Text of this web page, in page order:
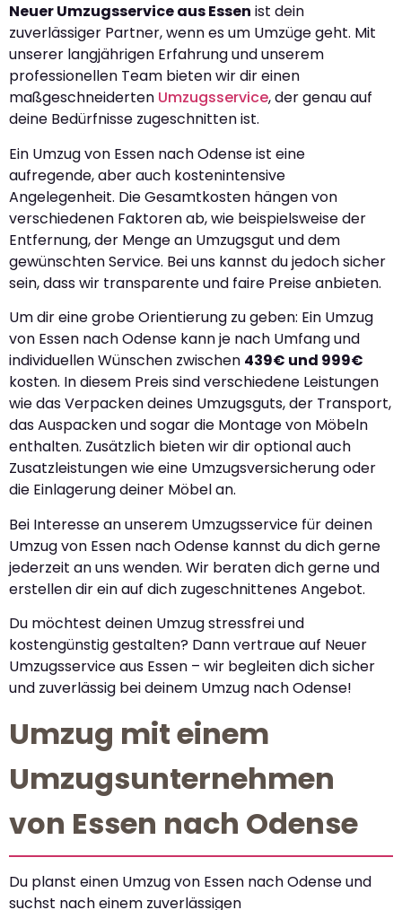
Neuer Umzugsservice aus Essen ist dein
zuverlässiger Partner, wenn es um Umzüge geht. Mit
unserer langjährigen Erfahrung und unserem
professionellen Team bieten wir dir einen
maßgeschneiderten Umzugsservice, der genau auf
deine Bedürfnisse zugeschnitten ist.
Ein Umzug von Essen nach Odense ist eine
aufregende, aber auch kostenintensive
Angelegenheit. Die Gesamtkosten hängen von
verschiedenen Faktoren ab, wie beispielsweise der
Entfernung, der Menge an Umzugsgut und dem
gewünschten Service. Bei uns kannst du jedoch sicher
sein, dass wir transparente und faire Preise anbieten.
Um dir eine grobe Orientierung zu geben: Ein Umzug
von Essen nach Odense kann je nach Umfang und
individuellen Wünschen zwischen 439€ und 999€
kosten. In diesem Preis sind verschiedene Leistungen
wie das Verpacken deines Umzugsguts, der Transport,
das Auspacken und sogar die Montage von Möbeln
enthalten. Zusätzlich bieten wir dir optional auch
Zusatzleistungen wie eine Umzugsversicherung oder
die Einlagerung deiner Möbel an.
Bei Interesse an unserem Umzugsservice für deinen
Umzug von Essen nach Odense kannst du dich gerne
jederzeit an uns wenden. Wir beraten dich gerne und
erstellen dir ein auf dich zugeschnittenes Angebot.
Du möchtest deinen Umzug stressfrei und
kostengünstig gestalten? Dann vertraue auf Neuer
Umzugsservice aus Essen – wir begleiten dich sicher
und zuverlässig bei deinem Umzug nach Odense!
Umzug mit einem
Umzugsunternehmen
von Essen nach Odense
Du planst einen Umzug von Essen nach Odense und
suchst nach einem zuverlässigen